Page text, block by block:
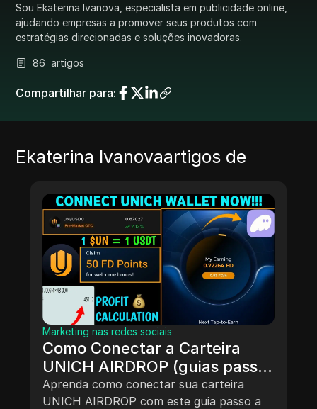
Sou Ekaterina Ivanova, especialista em publicidade online,
ajudando empresas a promover seus produtos com
estratégias direcionadas e soluções inovadoras.
86 artigos
Compartilhar para:
Ekaterina Ivanovaartigos de
Marketing nas redes sociais
Como Conectar a Carteira
UNICH AIRDROP (guias passo
a passo)
Aprenda como conectar sua carteira
UNICH AIRDROP com este guia passo a